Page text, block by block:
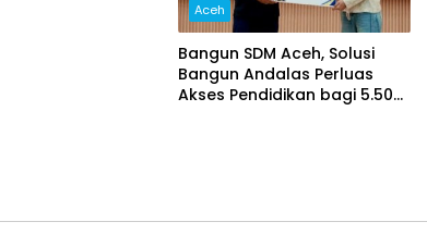
Aceh
Bangun SDM Aceh, Solusi
Bangun Andalas Perluas
Akses Pendidikan bagi 5.500